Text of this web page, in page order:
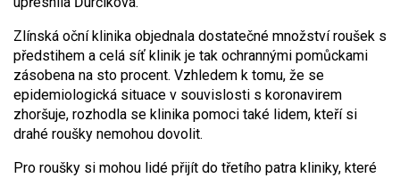
Zlínská oční klinika objednala dostatečné množství roušek s
předstihem a celá síť klinik je tak ochrannými pomůckami
zásobena na sto procent. Vzhledem k tomu, že se
epidemiologická situace v souvislosti s koronavirem
zhoršuje, rozhodla se klinika pomoci také lidem, kteří si
drahé roušky nemohou dovolit.
Pro roušky si mohou lidé přijít do třetího patra kliniky, které